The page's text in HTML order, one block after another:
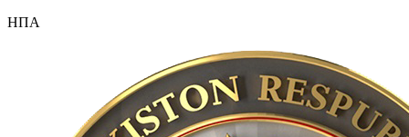
НПА